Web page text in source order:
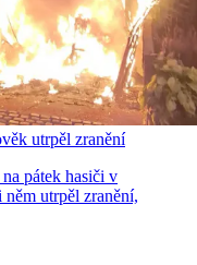
utrpěl zranění
pátek hasiči v
utrpěl zranění,